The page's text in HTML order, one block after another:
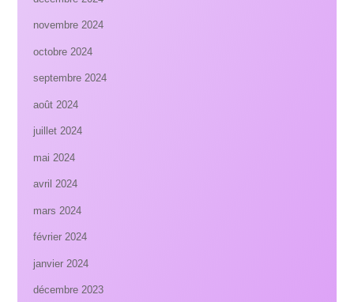
novembre 2024
octobre 2024
septembre 2024
août 2024
juillet 2024
mai 2024
avril 2024
mars 2024
février 2024
janvier 2024
décembre 2023